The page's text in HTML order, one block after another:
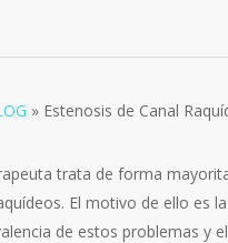
» Estenosis de Canal
trata de forma
El motivo de ello es la
de estos problemas y el